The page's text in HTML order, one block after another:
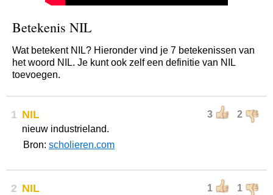
Betekenis NIL
Wat betekent NIL? Hieronder vind je 7 betekenissen van
het woord NIL. Je kunt ook zelf een definitie van NIL
toevoegen.
1 3 2
NIL
nieuw industrieland.
Bron: scholieren.com
2 1 1
NIL